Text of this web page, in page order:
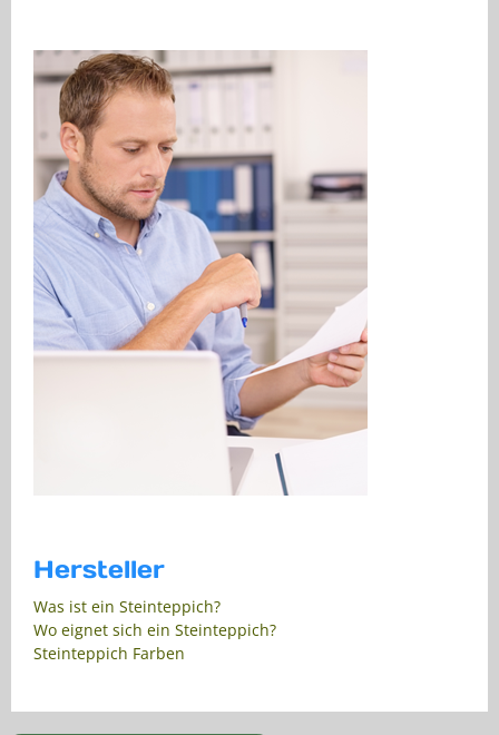
Hersteller
Was ist ein Steinteppich?
Wo eignet sich ein Steinteppich?
Steinteppich Farben